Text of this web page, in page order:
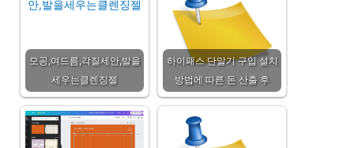
모공,여드름,각질세안,발을
세우는클렌징젤
하이패스 단말기 구입 설치
방법에 따른 돈 산출 후